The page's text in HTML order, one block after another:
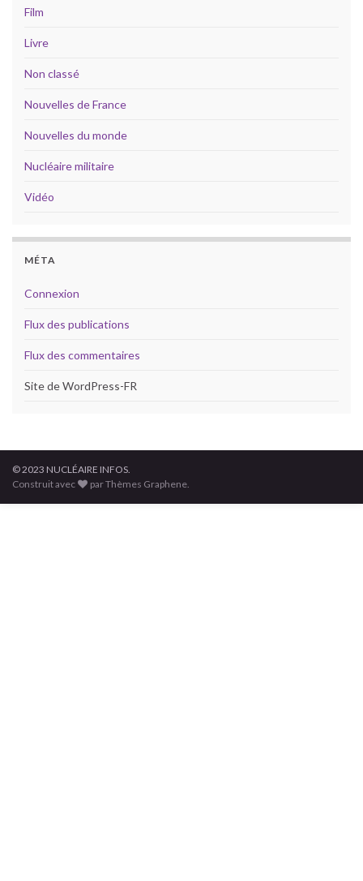
Film
Livre
Non classé
Nouvelles de France
Nouvelles du monde
Nucléaire militaire
Vidéo
MÉTA
Connexion
Flux des publications
Flux des commentaires
Site de WordPress-FR
© 2023 NUCLÉAIRE INFOS.
Construit avec
par Thèmes Graphene.